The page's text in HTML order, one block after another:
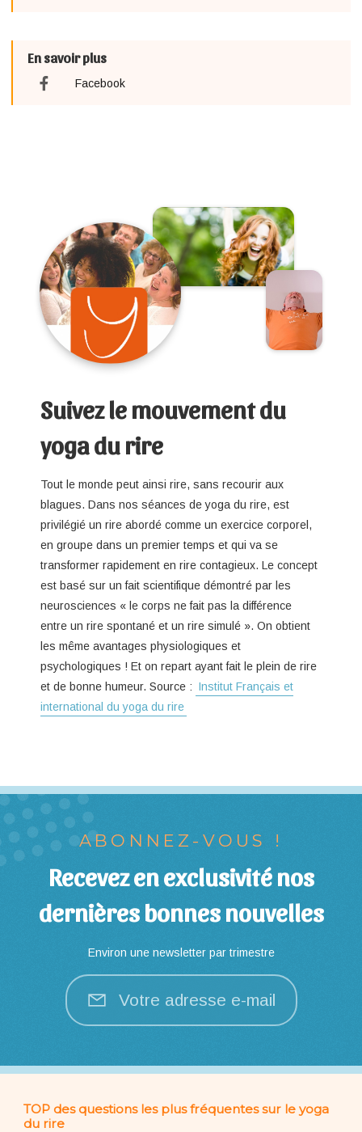
En savoir plus
Facebook
Suivez le mouvement du
yoga du rire
Tout le monde peut ainsi rire, sans recourir aux
blagues. Dans nos séances de yoga du rire, est
privilégié un rire abordé comme un exercice corporel,
en groupe dans un premier temps et qui va se
transformer rapidement en rire contagieux. Le concept
est basé sur un fait scientifique démontré par les
neurosciences « le corps ne fait pas la différence
entre un rire spontané et un rire simulé ». On obtient
les même avantages physiologiques et
psychologiques ! Et on repart ayant fait le plein de rire
et de bonne humeur. Source : Institut Français et
international du yoga du rire
ABONNEZ-VOUS !
Recevez en exclusivité nos
dernières bonnes nouvelles
Environ une newsletter par trimestre
Votre adresse e-mail
TOP des questions les plus fréquentes sur le yoga
du rire